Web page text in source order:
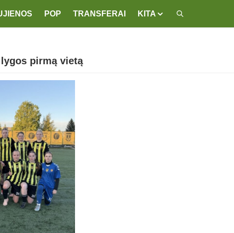
POP TRANSFERAI KITA
pirmą vietą